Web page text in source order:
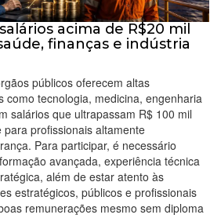
acima de R$20 mil
finanças e indústria
públicos oferecem altas
como tecnologia, medicina, engenharia
salários que ultrapassam R$ 100 mil
profissionais altamente
Para participar, é necessário
avançada, experiência técnica
além de estar atento às
estratégicos, públicos e profissionais
remunerações mesmo sem diploma